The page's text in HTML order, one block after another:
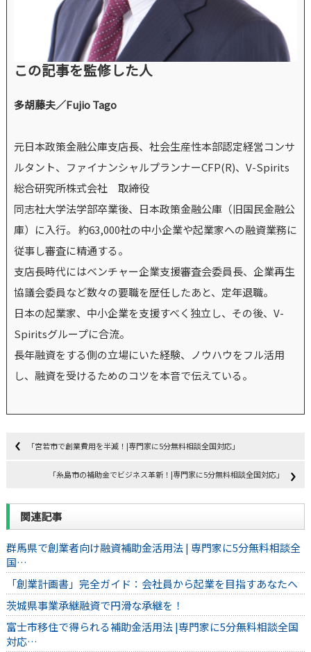
この記事を監修した人
多胡藤夫／Fujio Tago
元日本政策金融公庫支店長、社会生産性本部認定経営コンサ
ルタント、ファイナンシャルプランナーCFP(R)、V-Spirits
総合研究所株式会社 取締役
同志社大学法学部卒業後、日本政策金融公庫（旧国民金融公
庫）に入行。 約63,000社の中小企業や起業家への融資業務に
従事し審査に精通する。
支店長時代にはベンチャー企業支援審査会委員長、企業再生
協議会委員など数々の要職を歴任したあと、定年退職。
日本の起業家、中小企業を支援すべく独立し、その後、V-
Spiritsグループに合流。
長年融資をする側の立場にいた経験、ノウハウをフル活用
し、融資を受けるためのコツを本音で伝えている。
「宮若市で創業費用を半減！|専門家に5分無料相談全国対応」
「糸島市の補助金でビジネス革新！|専門家に5分無料相談全国対応」
関連記事
群馬県で創業者向け融資補助金活用法 | 専門家に5分無料相談全
国…
「創業計画書」完全ガイド：会社員から起業を目指すあなたへ
茨城県事業承継融資で円滑な承継を！
富士市移住で得られる補助金活用法 |専門家に5分無料相談全国
対応…